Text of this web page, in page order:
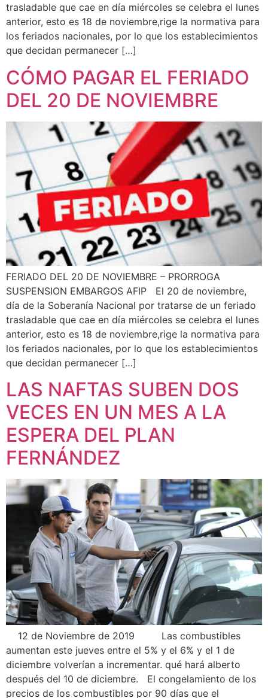
trasladable que cae en día miércoles se celebra el lunes
anterior, esto es 18 de noviembre,rige la normativa para
los feriados nacionales, por lo que los establecimientos
que decidan permanecer […]
CÓMO PAGAR EL FERIADO
DEL 20 DE NOVIEMBRE
FERIADO DEL 20 DE NOVIEMBRE – PRORROGA
SUSPENSION EMBARGOS AFIP El 20 de noviembre,
día de la Soberanía Nacional por tratarse de un feriado
trasladable que cae en día miércoles se celebra el lunes
anterior, esto es 18 de noviembre,rige la normativa para
los feriados nacionales, por lo que los establecimientos
que decidan permanecer […]
LAS NAFTAS SUBEN DOS
VECES EN UN MES A LA
ESPERA DEL PLAN
FERNÁNDEZ
12 de Noviembre de 2019 Las combustibles
aumentan este jueves entre el 5% y el 6% y el 1 de
diciembre volverían a incrementar. qué hará alberto
después del 10 de diciembre. El congelamiento de los
precios de los combustibles por 90 días que el